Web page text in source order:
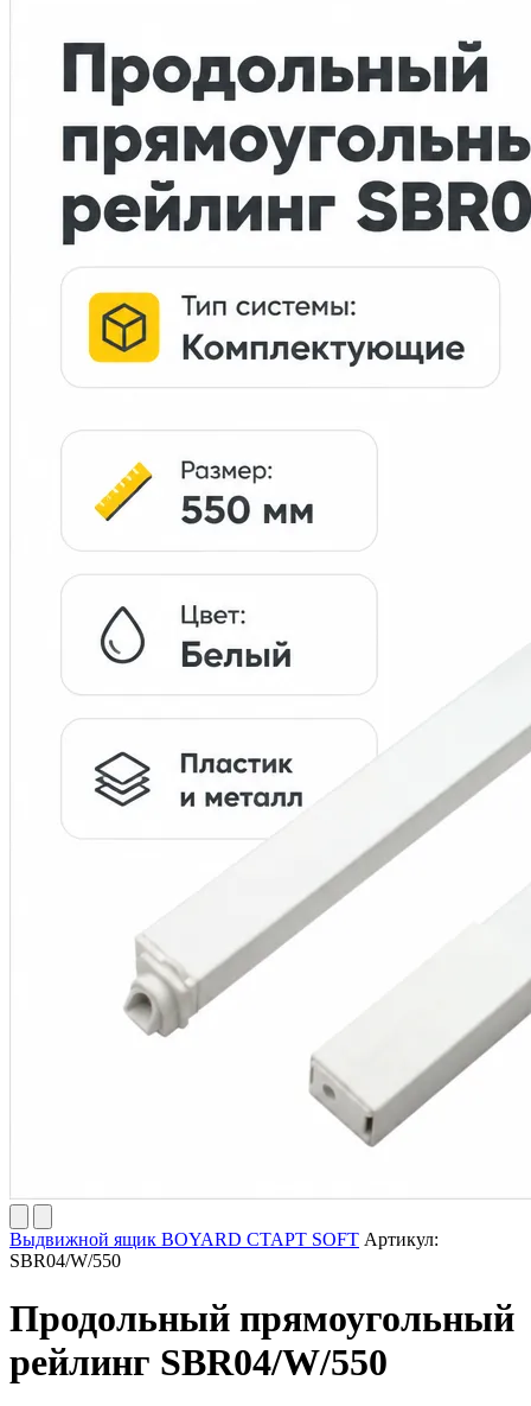
Выдвижной ящик BOYARD СТАРТ SOFT Артикул:
SBR04/W/550
Продольный прямоугольный
рейлинг SBR04/W/550